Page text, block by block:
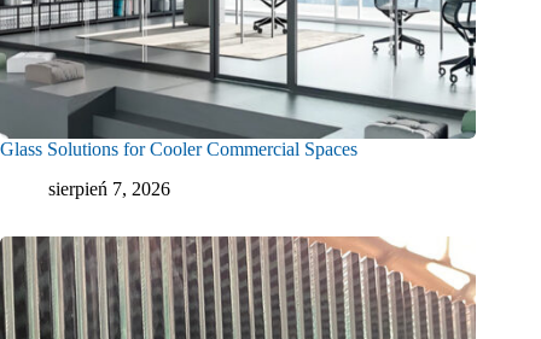
Glass Solutions for Cooler Commercial Spaces
sierpień 7, 2026